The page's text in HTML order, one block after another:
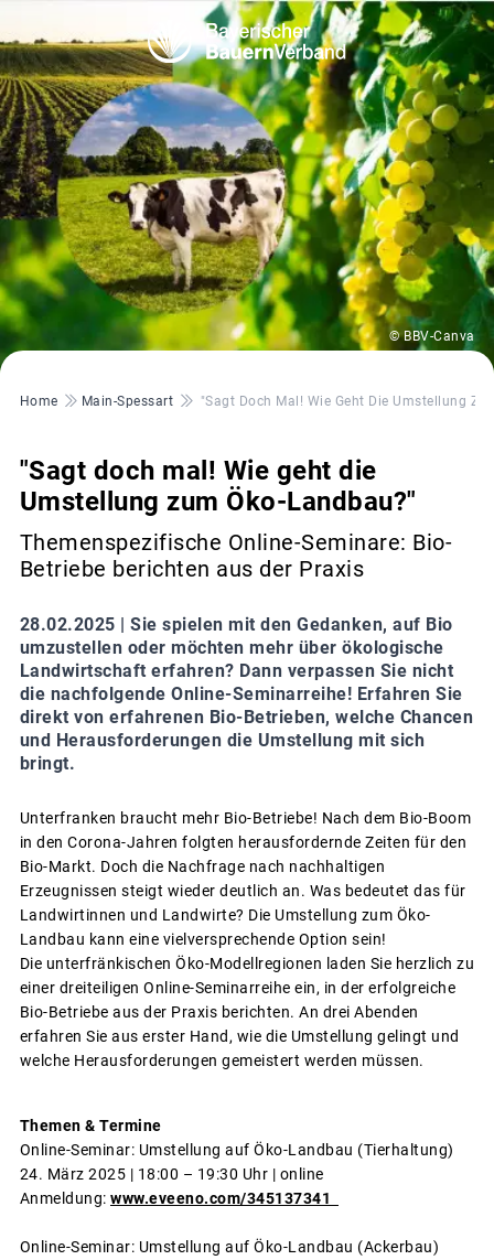
© BBV-Canva
Pfadnavigation
Home Main-Spessart "Sagt Doch Mal! Wie Geht Die Umstellung
"Sagt doch mal! Wie geht die
Umstellung zum Öko-Landbau?"
Themenspezifische Online-Seminare: Bio-
Betriebe berichten aus der Praxis
28.02.2025 | Sie spielen mit den Gedanken, auf Bio
umzustellen oder möchten mehr über ökologische
Landwirtschaft erfahren? Dann verpassen Sie nicht
die nachfolgende Online-Seminarreihe! Erfahren Sie
direkt von erfahrenen Bio-Betrieben, welche Chancen
und Herausforderungen die Umstellung mit sich
bringt.
Unterfranken braucht mehr Bio-Betriebe! Nach dem Bio-Boom
in den Corona-Jahren folgten herausfordernde Zeiten für den
Bio-Markt. Doch die Nachfrage nach nachhaltigen
Erzeugnissen steigt wieder deutlich an. Was bedeutet das für
Landwirtinnen und Landwirte? Die Umstellung zum Öko-
Landbau kann eine vielversprechende Option sein!
Die unterfränkischen Öko-Modellregionen laden Sie herzlich zu
einer dreiteiligen Online-Seminarreihe ein, in der erfolgreiche
Bio-Betriebe aus der Praxis berichten. An drei Abenden
erfahren Sie aus erster Hand, wie die Umstellung gelingt und
welche Herausforderungen gemeistert werden müssen.
Themen & Termine
Online-Seminar: Umstellung auf Öko-Landbau (Tierhaltung)
24. März 2025 | 18:00 – 19:30 Uhr | online
Anmeldung: www.eveeno.com/345137341
Online-Seminar: Umstellung auf Öko-Landbau (Ackerbau)